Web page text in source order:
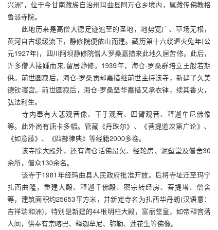
兴洲”，位于今甘南藏族自治州玛曲县阿万仓乡境内，属藏传佛教格
鲁派寺院。
此地历来是高僧大德足迹遍至的圣地，地势宽广、草场无根，
黄河自古缓缓流下，静修院便依山而建。藏历第十六绕迥火兔年(公
元1927年)，四川阿坝静修院僧人罗桑嘉措来此地久居苦修。此后，
许多僧人接踵而来,留居静修。1939年，海仓·罗桑群培立王般若期
供。前世圆寂后，海仓·罗桑贡却嘉措继前世主持该寺，新建了久美
德钦寝宫。前世圆寂后，海仓·罗桑坚华嘉措又承衣钵，续其香火，
弘法利生。
寺内奉有大悲观音像、干手观音、四臂观音、释迦牟尼佛像
等。此外尚有唐卡多幅。管藏《丹珠尔》、《菩提道次第广论》、
《如意藤》、《四部律典》等经籍2000多卷。
该寺除大殿外，还有海仓活佛昂欠、经轮房、泥塑堂及僧舍30
余所，僧众130余名。
该寺于1981年经玛曲县人民政府批准开放。后将寺址迁至玛宁
扎西曲隆，重建大殿、释迦千佛殿、密宗转经房、菩提塔、僧舍
等，建筑面积约25653平方米，并新定寺名为扎西华丹朗(汉语意：
吉祥瑞和洲)，特别是新建的44根明柱大殿，富丽堂皇，如帝释宫落
人间，供奉有宗喀巴、释迦牟尼、弥勒、莲花生等佛像。